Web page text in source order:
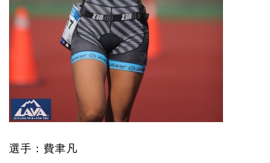
選手：費聿凡